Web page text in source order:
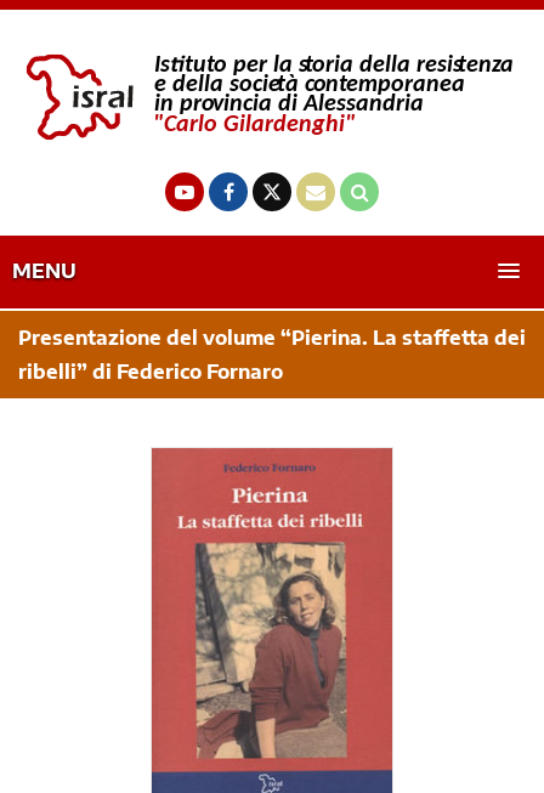
MENU
Presentazione del volume “Pierina. La staffetta dei
ribelli” di Federico Fornaro